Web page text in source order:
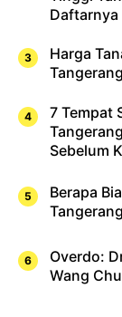
Daftarnya
Harga
7 Tempat
Sebelum
Berapa
Overdo:
Wang